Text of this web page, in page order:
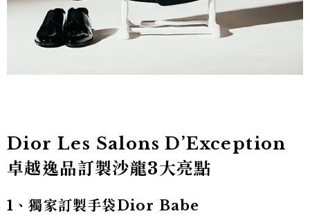
Dior Les Salons D’Exception
卓越逸品訂製沙龍3大亮點
1、獨家訂製手袋Dior Babe